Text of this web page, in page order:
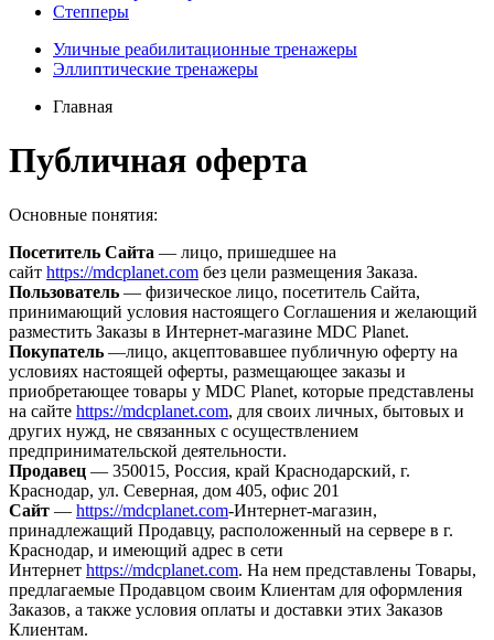
Степперы
Уличные реабилитационные тренажеры
Эллиптические тренажеры
Главная
Публичная оферта
Основные понятия:
Посетитель Сайта — лицо, пришедшее на
сайт https://mdcplanet.com без цели размещения Заказа.
Пользователь — физическое лицо, посетитель Сайта,
принимающий условия настоящего Соглашения и желающий
разместить Заказы в Интернет-магазине MDC Planet.
Покупатель —лицо, акцептовавшее публичную оферту на
условиях настоящей оферты, размещающее заказы и
приобретающее товары у MDC Planet, которые представлены
на сайте https://mdcplanet.com, для своих личных, бытовых и
других нужд, не связанных с осуществлением
предпринимательской деятельности.
Продавец — 350015, Россия, край Краснодарский, г.
Краснодар, ул. Северная, дом 405, офис 201
Сайт — https://mdcplanet.com-Интернет-магазин,
принадлежащий Продавцу, расположенный на сервере в г.
Краснодар, и имеющий адрес в сети
Интернет https://mdcplanet.com. На нем представлены Товары,
предлагаемые Продавцом своим Клиентам для оформления
Заказов, а также условия оплаты и доставки этих Заказов
Клиентам.